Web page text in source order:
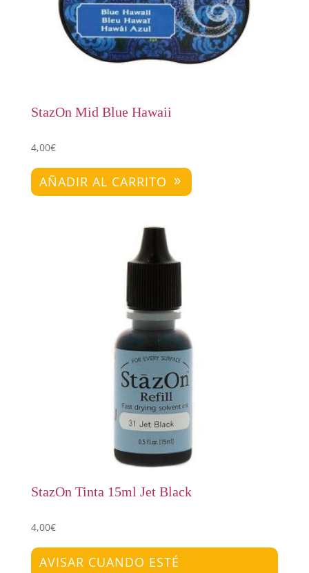
StazOn Mid Blue Hawaii
4,00€
AÑADIR AL CARRITO
StazOn Tinta 15ml Jet Black
4,00€
AVISAR CUANDO ESTÉ